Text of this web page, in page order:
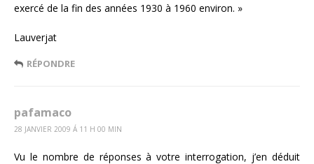
exercé de la fin des années 1930 à 1960 environ. »
Lauverjat
RÉPONDRE
pafamaco
28 JANVIER 2009 Á 11 H 00 MIN
Vu le nombre de réponses à votre interrogation, j’en déduit